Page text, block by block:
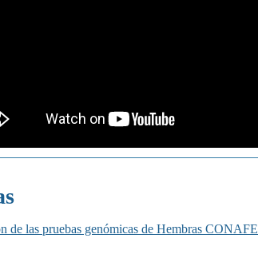
de las pruebas genómicas de Hembras CONAFE